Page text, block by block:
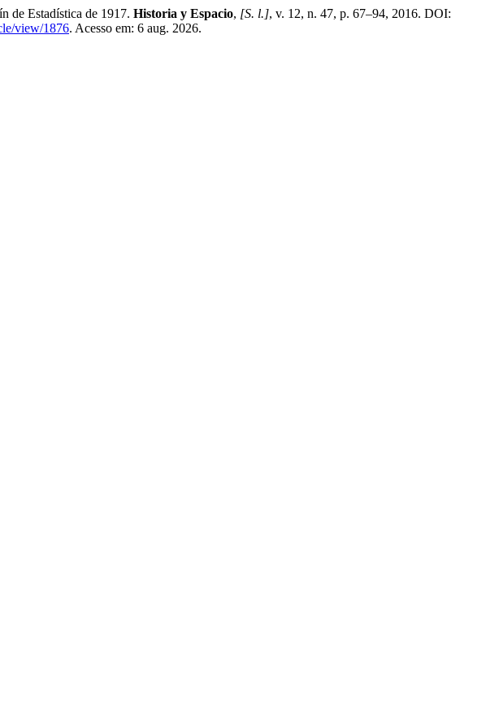
de Estadística de 1917. Historia y Espacio, [S. l.], v. 12, n. 47, p. 67–94, 2016. DOI:
view/1876. Acesso em: 6 aug. 2026.